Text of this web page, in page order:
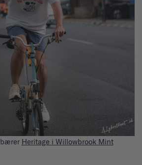
bærer Heritage i Willowbrook Mint